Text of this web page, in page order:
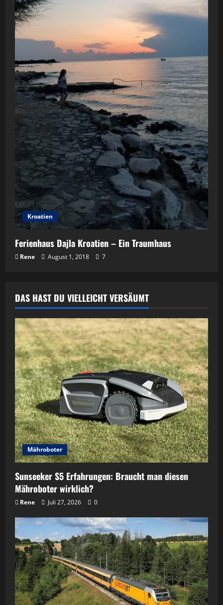
Kroatien
Ferienhaus Dajla Kroatien – Ein Traumhaus
Rene August 1, 2018 7
DAS HAST DU VIELLEICHT VERSÄUMT
Mähroboter
Sunseeker S5 Erfahrungen: Braucht man diesen
Mähroboter wirklich?
Rene Juli 27, 2026 0